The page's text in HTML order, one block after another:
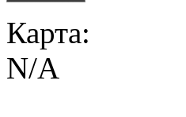
Карта:
N/A